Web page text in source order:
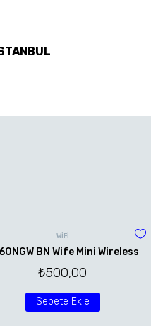
WİFİ
BN Wife Mini Wireless
₺500,00
Sepete Ekle